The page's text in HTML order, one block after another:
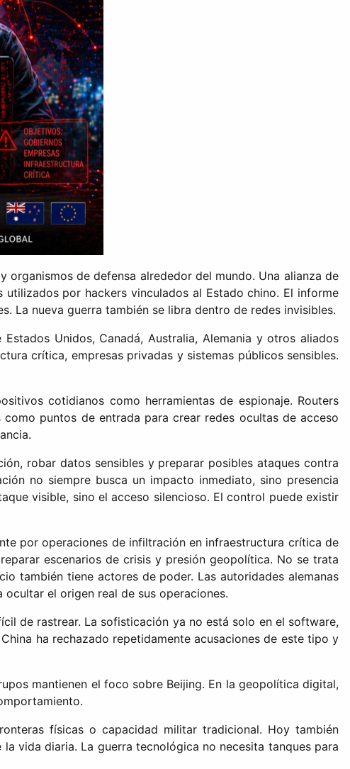
organismos de defensa alrededor del mundo. Una alianza de
por hackers vinculados al Estado chino. El informe
La nueva guerra también se libra dentro de redes invisibles.
Unidos, Canadá, Australia, Alemania y otros aliados
crítica, empresas privadas y sistemas públicos sensibles.
cotidianos como herramientas de espionaje. Routers
puntos de entrada para crear redes ocultas de acceso
robar datos sensibles y preparar posibles ataques contra
no siempre busca un impacto inmediato, sino presencia
visible, sino el acceso silencioso. El control puede existir
por operaciones de infiltración en infraestructura crítica de
escenarios de crisis y presión geopolítica. No se trata
también tiene actores de poder. Las autoridades alemanas
el origen real de sus operaciones.
de rastrear. La sofisticación ya no está solo en el software,
ha rechazado repetidamente acusaciones de este tipo y
mantienen el foco sobre Beijing. En la geopolítica digital,
físicas o capacidad militar tradicional. Hoy también
vida diaria. La guerra tecnológica no necesita tanques para